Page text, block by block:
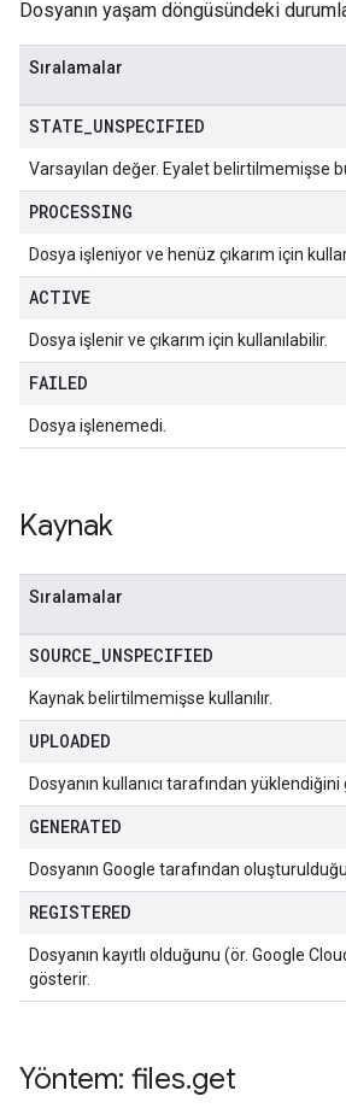
Dosyanın yaşam döngüsündeki
Sıralamalar
STATE UNSPECIFIED
Varsayılan değer. Eyalet belirtilmemişse
PROCESSING
Dosya işleniyor ve henüz çıkarım için
ACTIVE
Dosya işlenir ve çıkarım için kullanılabilir.
FAILED
Dosya işlenemedi.
Kaynak
Sıralamalar
SOURCE UNSPECIFIED
Kaynak belirtilmemişse kullanılır.
UPLOADED
Dosyanın kullanıcı tarafından yüklendiğini
GENERATED
Dosyanın Google tarafından
REGISTERED
Dosyanın kayıtlı olduğunu (ör. Google
gösterir.
Yöntem: files.get